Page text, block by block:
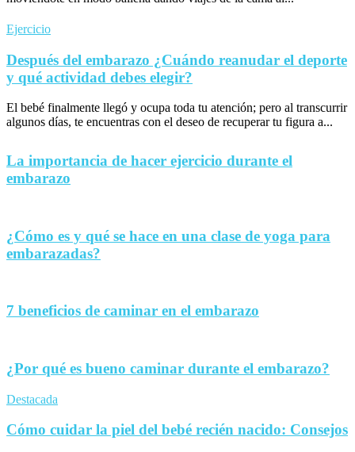
Ejercicio
Después del embarazo ¿Cuándo reanudar el deporte
y qué actividad debes elegir?
El bebé finalmente llegó y ocupa toda tu atención; pero al transcurrir
algunos días, te encuentras con el deseo de recuperar tu figura a...
La importancia de hacer ejercicio durante el
embarazo
¿Cómo es y qué se hace en una clase de yoga para
embarazadas?
7 beneficios de caminar en el embarazo
¿Por qué es bueno caminar durante el embarazo?
Destacada
Cómo cuidar la piel del bebé recién nacido: Consejos